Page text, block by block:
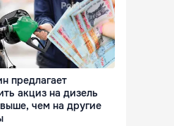
предлагает
акциз на дизель
чем на другие